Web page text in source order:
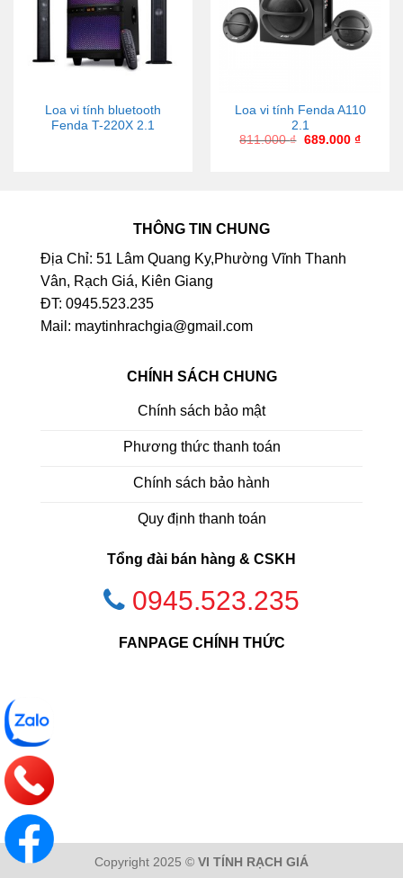
Loa vi tính bluetooth
Fenda T-220X 2.1
Loa vi tính Fenda A110
2.1
811.000₫ 689.000 ₫
THÔNG TIN CHUNG
Địa Chỉ: 51 Lâm Quang Ky,Phường Vĩnh Thanh
Vân, Rạch Giá, Kiên Giang
ĐT: 0945.523.235
Mail: maytinhrachgia@gmail.com
CHÍNH SÁCH CHUNG
Chính sách bảo mật
Phương thức thanh toán
Chính sách bảo hành
Quy định thanh toán
Tổng đài bán hàng & CSKH
0945.523.235
FANPAGE CHÍNH THỨC
Copyright 2025 © VI TÍNH RẠCH GIÁ